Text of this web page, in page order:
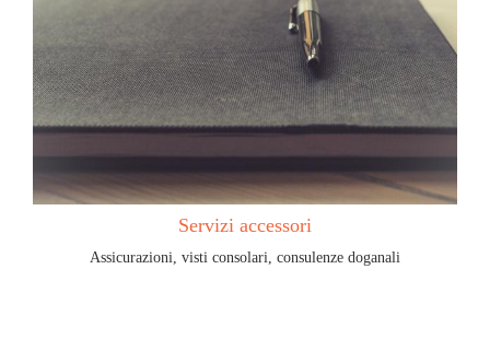
Servizi accessori
Assicurazioni, visti consolari, consulenze doganali